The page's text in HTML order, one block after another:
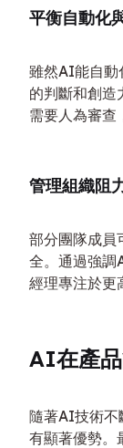
平衡自動化
雖然AI能自動
的判斷和創造
需要人為審查
管理組織阻
部分團隊成員
全。通過強調
經理專注於更
AI在產
隨著AI技術不
有顯著優勢。